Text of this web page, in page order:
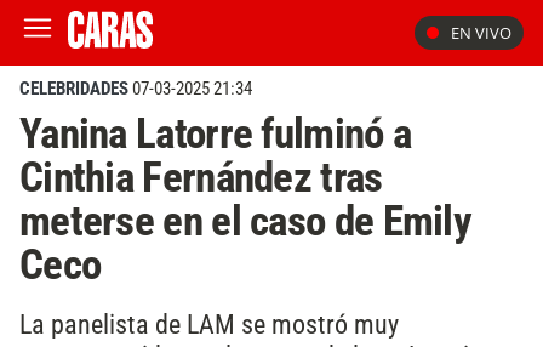
EN VIVO
CELEBRIDADES07-03-2025 21:34
Yanina Latorre fulminó a
Cinthia Fernández tras
meterse en el caso de Emily
Ceco
La panelista de LAM se mostró muy